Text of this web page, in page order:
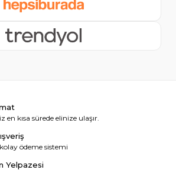
en kısa sürede elinize ulaşır.
ödeme sistemi
Yelpazesi